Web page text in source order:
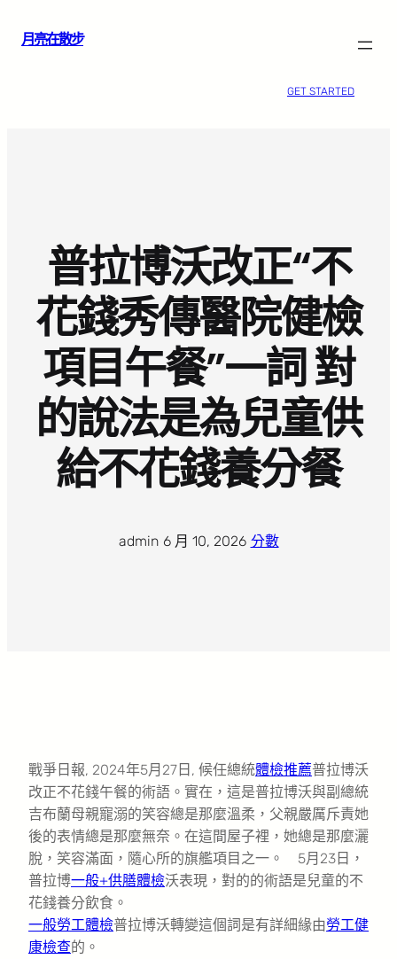
月亮在散步
GET STARTED
普拉博沃改正“不
花錢秀傳醫院健檢
項目午餐”一詞 對
的說法是為兒童供
給不花錢養分餐
admin· 6 月 10, 2026· 分數
戰爭日報, 2024年5月27日, 候任總統體檢推薦普拉博沃
改正不花錢午餐的術語。實在，這是普拉博沃與副總統
吉布蘭母親寵溺的笑容總是那麼溫柔，父親嚴厲斥責她
後的表情總是那麼無奈。在這間屋子裡，她總是那麼灑
脫，笑容滿面，隨心所的旗艦項目之一。 5月23日，
普拉博一般+供膳體檢沃表現，對的的術語是兒童的不
花錢養分飲食。
一般勞工體檢普拉博沃轉變這個詞是有詳細緣由勞工健
康檢查的。